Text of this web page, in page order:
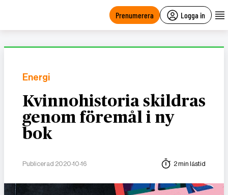
Prenumerera Logga in
Energi
Kvinnohistoria skildras
genom föremål i ny
bok
Publicerad 2020-10-16 2 min lästid